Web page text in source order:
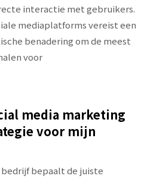
interactie met gebruikers.
mediaplatforms vereist een
benadering om de meest
voor
media marketing
voor mijn
bepaalt de juiste